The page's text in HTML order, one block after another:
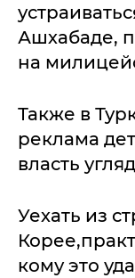
Ашхабаде,
на
Также в
реклама
власть
Уехать из
кому это